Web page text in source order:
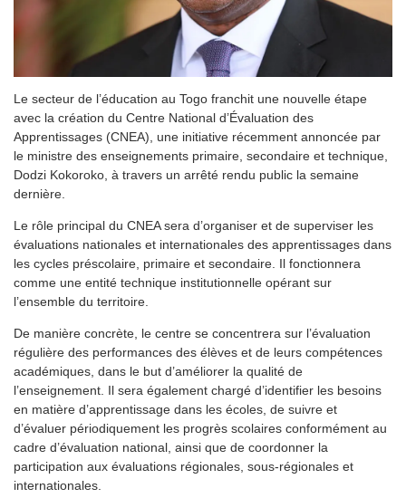
Le secteur de l’éducation au Togo franchit une nouvelle étape
avec la création du Centre National d’Évaluation des
Apprentissages (CNEA), une initiative récemment annoncée par
le ministre des enseignements primaire, secondaire et technique,
Dodzi Kokoroko, à travers un arrêté rendu public la semaine
dernière.
Le rôle principal du CNEA sera d’organiser et de superviser les
évaluations nationales et internationales des apprentissages dans
les cycles préscolaire, primaire et secondaire. Il fonctionnera
comme une entité technique institutionnelle opérant sur
l’ensemble du territoire.
De manière concrète, le centre se concentrera sur l’évaluation
régulière des performances des élèves et de leurs compétences
académiques, dans le but d’améliorer la qualité de
l’enseignement. Il sera également chargé d’identifier les besoins
en matière d’apprentissage dans les écoles, de suivre et
d’évaluer périodiquement les progrès scolaires conformément au
cadre d’évaluation national, ainsi que de coordonner la
participation aux évaluations régionales, sous-régionales et
internationales.